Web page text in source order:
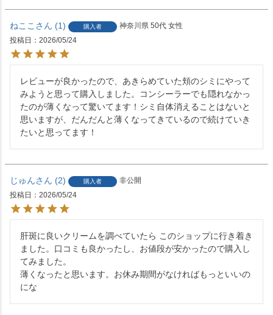
ねここ 1 購入者 神奈川県 50代 女性
投稿日
2026/05/24
レビューが良かったので、あきらめていた頬のシミにやって
みようと思って購入しました。コンシーラーでも隠れなかっ
たのが薄くなって驚いてます！シミ自体消えることはないと
思いますが、だんだんと薄くなってきているので続けていき
たいと思ってます！
じゅん 2 購入者
非公開
投稿日
2026/05/24
肝斑に良いクリームを調べていたら このショップに行き着き
ました。口コミも良かったし、お値段が安かったので購入し
てみました。
薄くなったと思います。お休み期間がなければもっといいの
にな